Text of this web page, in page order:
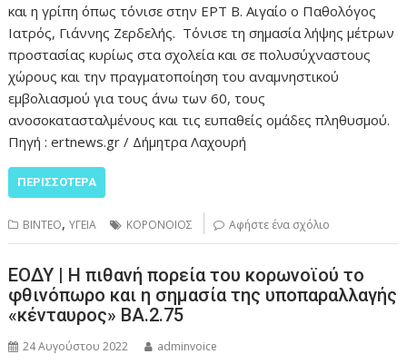
και η γρίπη όπως τόνισε στην ΕΡΤ Β. Αιγαίο ο Παθολόγος
Ιατρός, Γιάννης Ζερδελής. Τόνισε τη σημασία λήψης μέτρων
προστασίας κυρίως στα σχολεία και σε πολυσύχναστους
χώρους και την πραγματοποίηση του αναμνηστικού
εμβολιασμού για τους άνω των 60, τους
ανοσοκατασταλμένους και τις ευπαθείς ομάδες πληθυσμού.
Πηγή : ertnews.gr / Δήμητρα Λαχουρή
ΠΕΡΙΣΣΌΤΕΡΑ
ΒΙΝΤΕΟ,ΥΓΕΙΑ ΚΟΡΟΝΟΙΟΣ Αφήστε ένα σχόλιο
ΕΟΔΥ | Η πιθανή πορεία του κορωνοϊού το
φθινόπωρο και η σημασία της υποπαραλλαγής
«κένταυρος» ΒΑ.2.75
24 Αυγούστου 2022 adminvoice